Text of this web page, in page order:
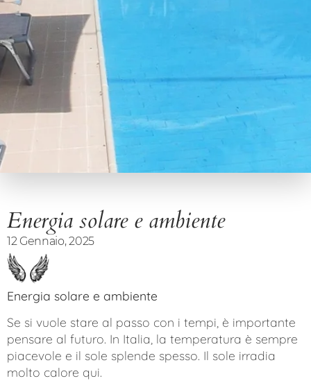
Energia solare e ambiente
12 Gennaio, 2025
Energia solare e ambiente
Se si vuole stare al passo con i tempi, è importante
pensare al futuro. In Italia, la temperatura è sempre
piacevole e il sole splende spesso. Il sole irradia
molto calore qui.